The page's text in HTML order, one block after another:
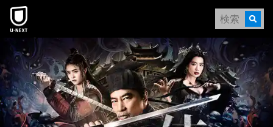
本文へスキップ